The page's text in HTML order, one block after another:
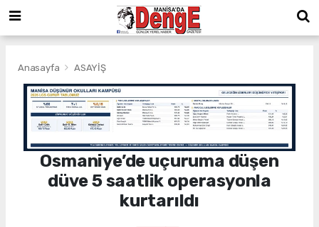
Anasayfa ASAYİŞ
Osmaniye’de uçuruma düşen
düve 5 saatlik operasyonla
kurtarıldı